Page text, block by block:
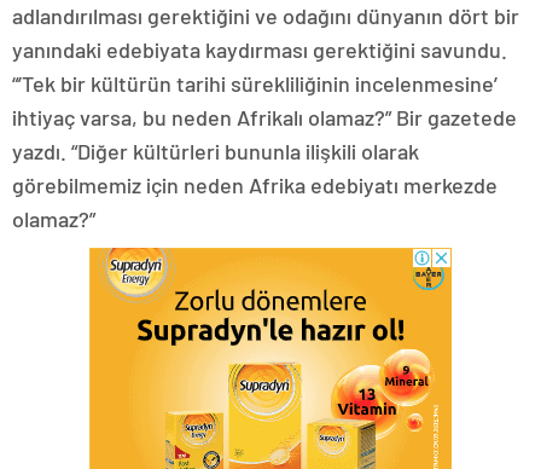
adlandırılması gerektiğini ve odağını dünyanın dört bir
yanındaki edebiyata kaydırması gerektiğini savundu.
“’Tek bir kültürün tarihi sürekliliğinin incelenmesine’
ihtiyaç varsa, bu neden Afrikalı olamaz?” Bir gazetede
yazdı. “Diğer kültürleri bununla ilişkili olarak
görebilmemiz için neden Afrika edebiyatı merkezde
olamaz?”